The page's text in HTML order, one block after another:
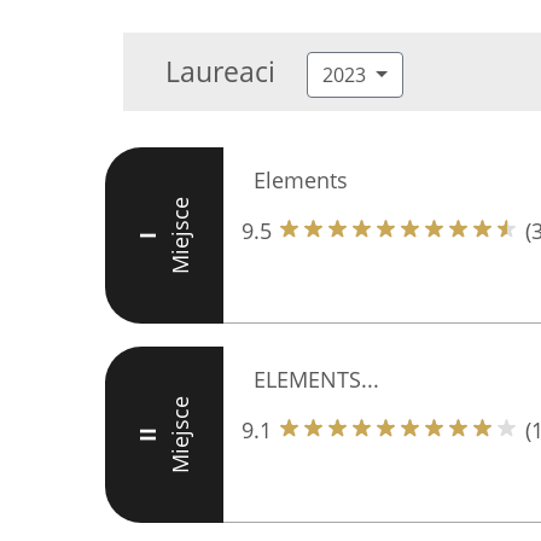
Laureaci 2023
I Miejsce
Elements
9.5
II Miejsce
ELEMENTS...
9.1